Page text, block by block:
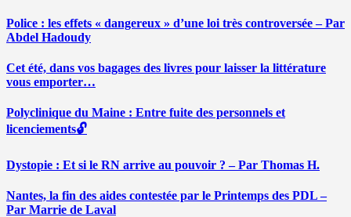
Police : les effets « dangereux » d’une loi très controversée – Par
Abdel Hadoudy
Cet été, dans vos bagages des livres pour laisser la littérature
vous emporter…
Polyclinique du Maine : Entre fuite des personnels et
licenciements🔓
Dystopie : Et si le RN arrive au pouvoir ? – Par Thomas H.
Nantes, la fin des aides contestée par le Printemps des PDL –
Par Marrie de Laval